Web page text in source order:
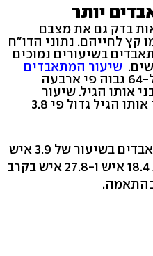
יותר
בדק גם את מצבם
לחייהם. נתוני הדו"ח
בשיעורים נמוכים
שיעור המתאבדים
בני 45 ל-64 גבוה פי ארבעה
אותו הגיל. שיעור
המתאבדים בקרב רווקים בני אותו הגיל גדול פי 3.8
גברים נשואים עד גיל 44 מתאבדים בשיעור של 3.9 איש
לכל 100 אלף נפשות, לעומת 18.4 איש ו-27.8 איש בקרב
בהתאמה.